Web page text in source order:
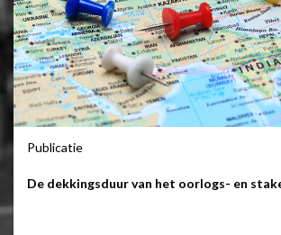
Publicatie
De dekkingsduur van het oorlogs- en